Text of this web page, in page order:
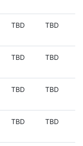
TBD TBD
TBD TBD
TBD TBD
TBD TBD